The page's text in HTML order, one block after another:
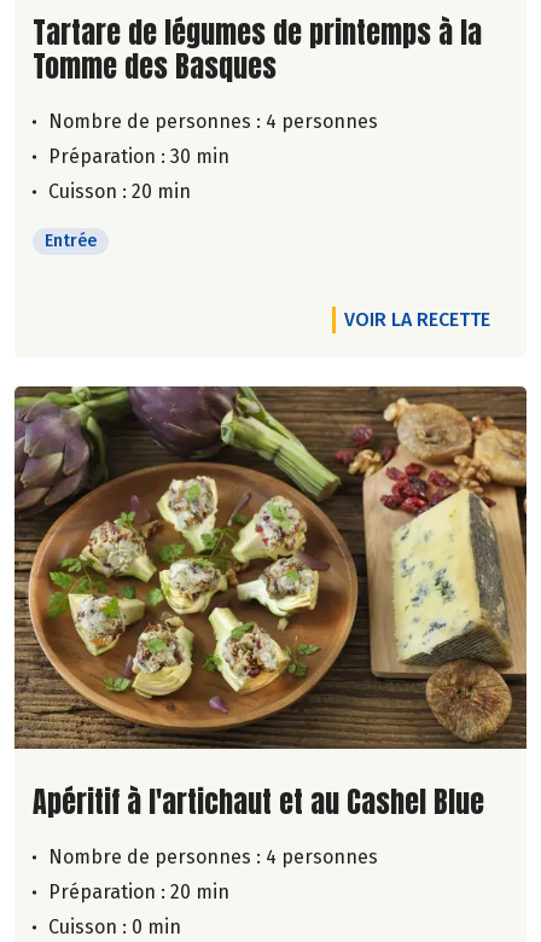
Lire la suite de la recette
Tartare de légumes de printemps à la
Tomme des Basques
Nombre de personnes : 4 personnes
Préparation : 30 min
Cuisson : 20 min
Entrée
VOIR LA RECETTE
Lire la suite de la recette
Apéritif à l'artichaut et au Cashel Blue
Nombre de personnes : 4 personnes
Préparation : 20 min
Cuisson : 0 min